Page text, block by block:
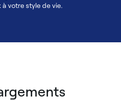
votre style de vie.